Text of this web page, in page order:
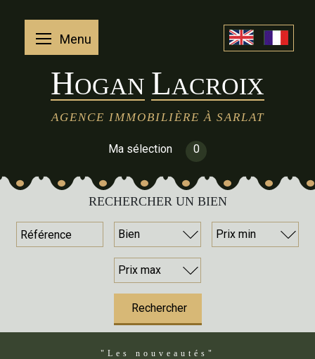
Menu
HOGAN LACROIX
AGENCE IMMOBILIÈRE À SARLAT
Ma sélection 0
RECHERCHER UN BIEN
"Les nouveautés"